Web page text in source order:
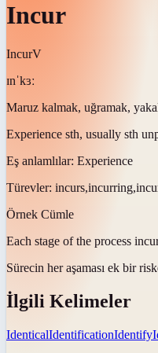
Incur
IncurV
ɪnˈkɜː
Maruz kalmak, uğramak,
Experience sth, usually sth
Eş anlamlılar: Experience
Türevler:
Örnek Cümle
Each stage of the process
Sürecin her aşaması ek bir
İlgili Kelimeler
IdenticalIdentificationIdentify